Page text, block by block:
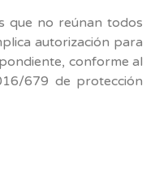
que no reúnan todos
autorización para
conforme al
679 de protección